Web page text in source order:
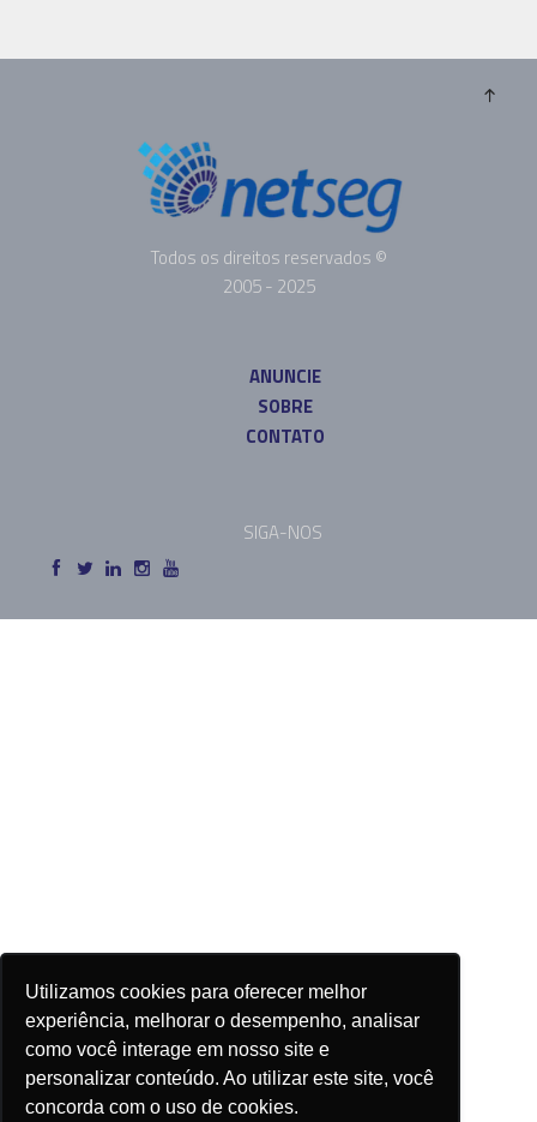
Utilizamos cookies para oferecer melhor
experiência, melhorar o desempenho, analisar
como você interage em nosso site e
personalizar conteúdo. Ao utilizar este site, você
concorda com o uso de cookies.
Todos os direitos reservados ©
2005 - 2025
ANUNCIE
SOBRE
CONTATO
SIGA-NOS